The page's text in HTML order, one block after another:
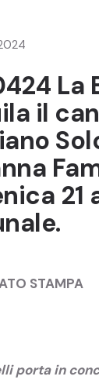
il
21
STAMPA
porta in